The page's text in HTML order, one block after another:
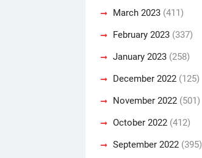
March 2023 (411)
February 2023 (337)
January 2023 (258)
December 2022 (125)
November 2022 (501)
October 2022 (412)
September 2022 (395)